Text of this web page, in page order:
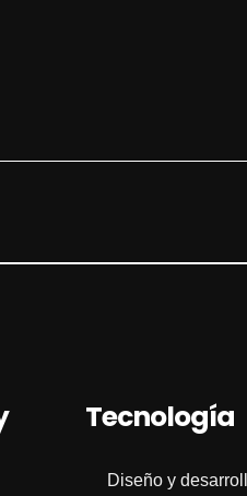
Tecnología
Diseño y